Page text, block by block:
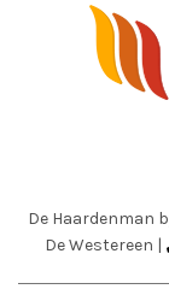
De Haardenman
De Westereen |